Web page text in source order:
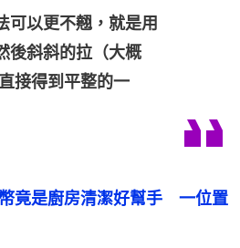
可以更不翹，就是用
後斜斜的拉（大概
接得到平整的一
竟是廚房清潔好幫手　一位置